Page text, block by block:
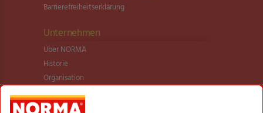
Barrierefreiheitserklärung
Unternehmen
Über NORMA
Historie
Organisation
International
Logistik